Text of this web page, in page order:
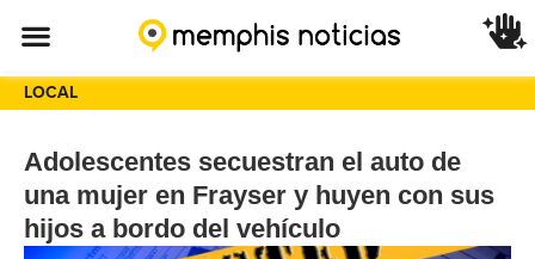
LOCAL
Adolescentes secuestran el auto de
una mujer en Frayser y huyen con sus
hijos a bordo del vehículo